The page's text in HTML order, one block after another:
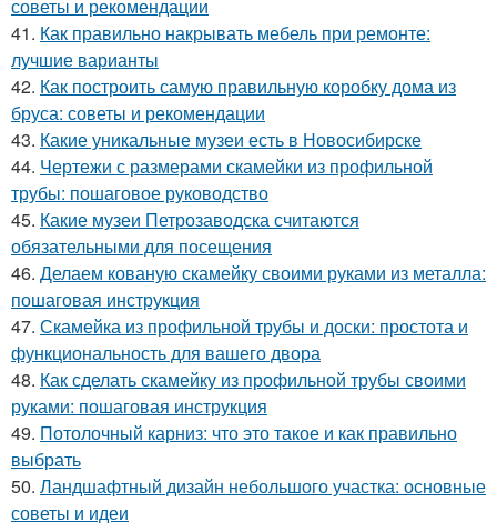
советы и рекомендации
41. Как правильно накрывать мебель при ремонте:
лучшие варианты
42. Как построить самую правильную коробку дома из
бруса: советы и рекомендации
43. Какие уникальные музеи есть в Новосибирске
44. Чертежи с размерами скамейки из профильной
трубы: пошаговое руководство
45. Какие музеи Петрозаводска считаются
обязательными для посещения
46. Делаем кованую скамейку своими руками из металла:
пошаговая инструкция
47. Скамейка из профильной трубы и доски: простота и
функциональность для вашего двора
48. Как сделать скамейку из профильной трубы своими
руками: пошаговая инструкция
49. Потолочный карниз: что это такое и как правильно
выбрать
50. Ландшафтный дизайн небольшого участка: основные
советы и идеи